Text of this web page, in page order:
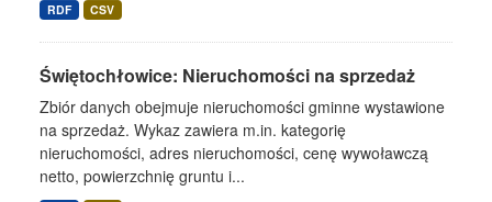
RDF CSV
Świętochłowice: Nieruchomości na sprzedaż
Zbiór danych obejmuje nieruchomości gminne wystawione
na sprzedaż. Wykaz zawiera m.in. kategorię
nieruchomości, adres nieruchomości, cenę wywoławczą
netto, powierzchnię gruntu i...